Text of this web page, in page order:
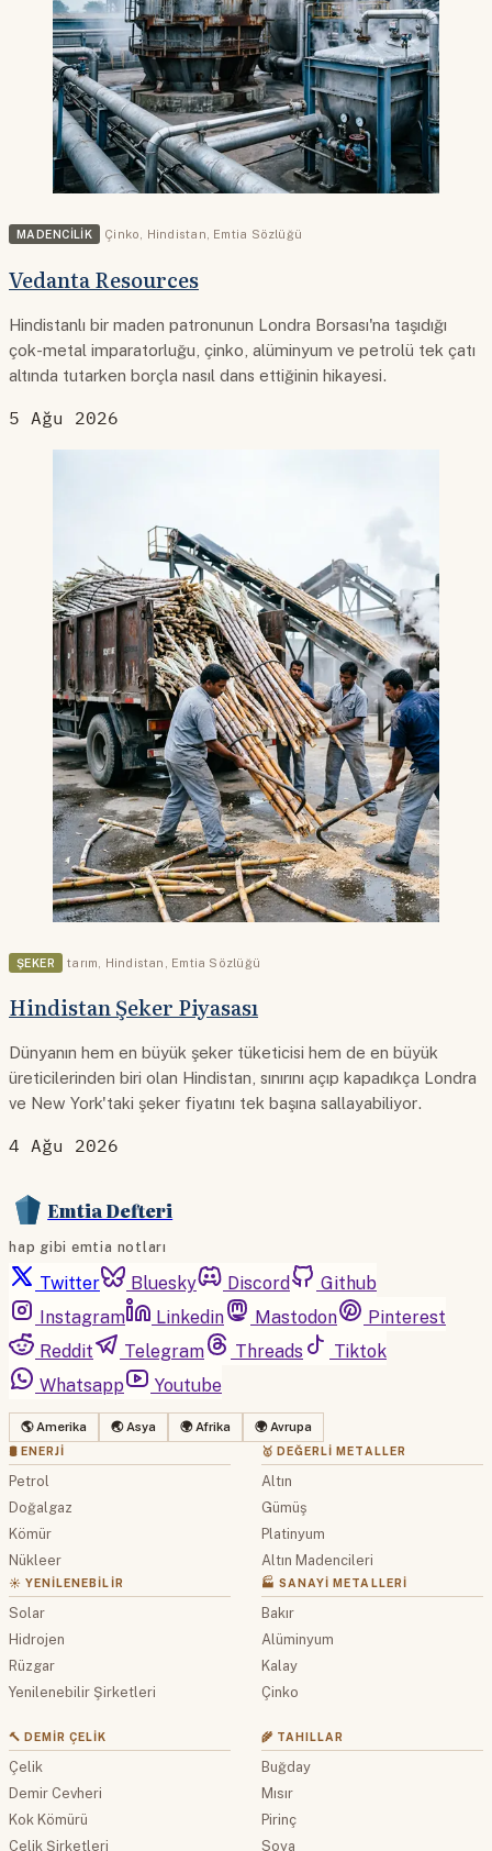
MADENCILIK Çinko Hindistan Emtia Sözlüğü
Vedanta Resources
Hindistanlı bir maden patronunun Londra Borsası'na taşıdığı
çok-metal imparatorluğu, çinko, alüminyum ve petrolü tek çatı
altında tutarken borçla nasıl dans ettiğinin hikayesi.
5 Ağu 2026
ŞEKER tarım Hindistan Emtia Sözlüğü
Hindistan Şeker Piyasası
Dünyanın hem en büyük şeker tüketicisi hem de en büyük
üreticilerinden biri olan Hindistan, sınırını açıp kapadıkça Londra
ve New York'taki şeker fiyatını tek başına sallayabiliyor.
4 Ağu 2026
Emtia Defteri
hap gibi emtia notları
Twitter Bluesky Discord
Github
Instagram
Linkedin Mastodon
Pinterest
Reddit
Telegram Threads
Tiktok
Whatsapp
Youtube
🌎 Amerika 🌏 Asya 🌍 Afrika 🌍 Avrupa
🛢 ENERJI
Petrol
Doğalgaz
Kömür
Nükleer
☀️ YENILENEBILIR
Solar
Hidrojen
Rüzgar
Yenilenebilir Şirketleri
🥇 DEĞERLI METALLER
Altın
Gümüş
Platinyum
Altın Madencileri
🏭 SANAYI METALLERI
Bakır
Alüminyum
Kalay
Çinko
🔨 DEMIR ÇELIK
Çelik
Demir Cevheri
Kok Kömürü
Çelik Şirketleri
🌾 TAHILLAR
Buğday
Mısır
Pirinç
Soya